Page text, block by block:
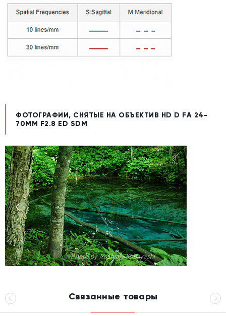
ФОТОГРАФИИ, СНЯТЫЕ НА ОБЪЕКТИВ HD D FA 24-
70MM F2.8 ED SDM
Photo by Yoshiaki Kobayashi
Связанные товары